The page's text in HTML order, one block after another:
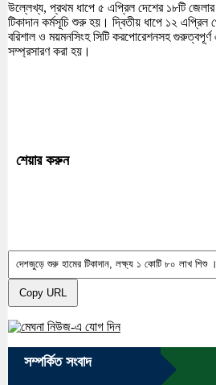
উল্লেখ্য, প্রথম ধাপে ৫ এপ্রিল দেশের ১৮টি
টিকাদান কর্মসূচি শুরু হয়। দ্বিতীয় ধাপে ১২ এপ্রিল
বরিশাল ও ময়মনসিংহ সিটি করপোরেশনসহ
সম্প্রসারণ করা হয়।
শেয়ার করুন
Copy URL
সম্পর্কিত সংবাদ